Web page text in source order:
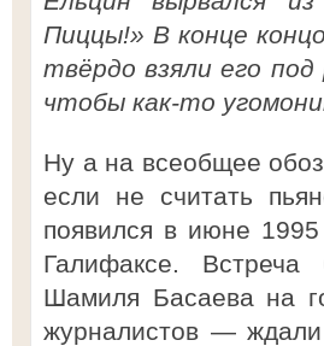
Пиццы!» В конце
твёрдо взяли его под
чтобы как-то
Ну а на всеобщее
если не считать
появился в июне
Галифаксе.
Шамиля Басаева на
журналистов —